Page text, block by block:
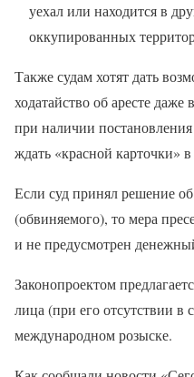
уехал или находится в
оккупированных
Также судам хотят дать
ходатайство об аресте даже
при наличии постановления
ждать «красной карточки»
Если суд принял решение об
(обвиняемого), то мера
и не предусмотрен
Законопроектом
лица (при его отсутствии в
международном розыске.